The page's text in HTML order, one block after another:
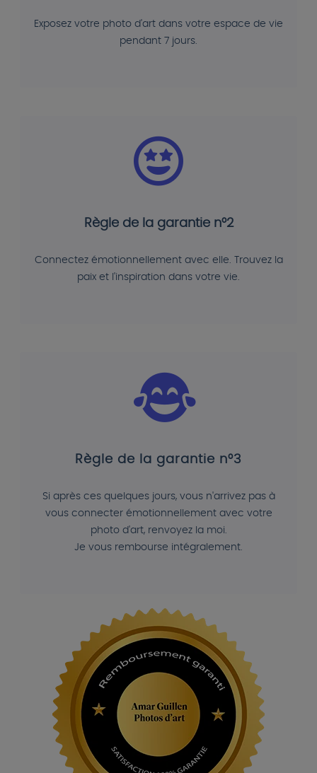
Exposez votre photo d'art dans votre espace de vie
pendant 7 jours.
Règle de la garantie n°2
Connectez émotionnellement avec elle. Trouvez la
paix et l'inspiration dans votre vie.
Règle de la garantie n°3
Si après ces quelques jours, vous n'arrivez pas à
vous connecter émotionnellement avec votre
photo d'art, renvoyez la moi.
Je vous rembourse intégralement.